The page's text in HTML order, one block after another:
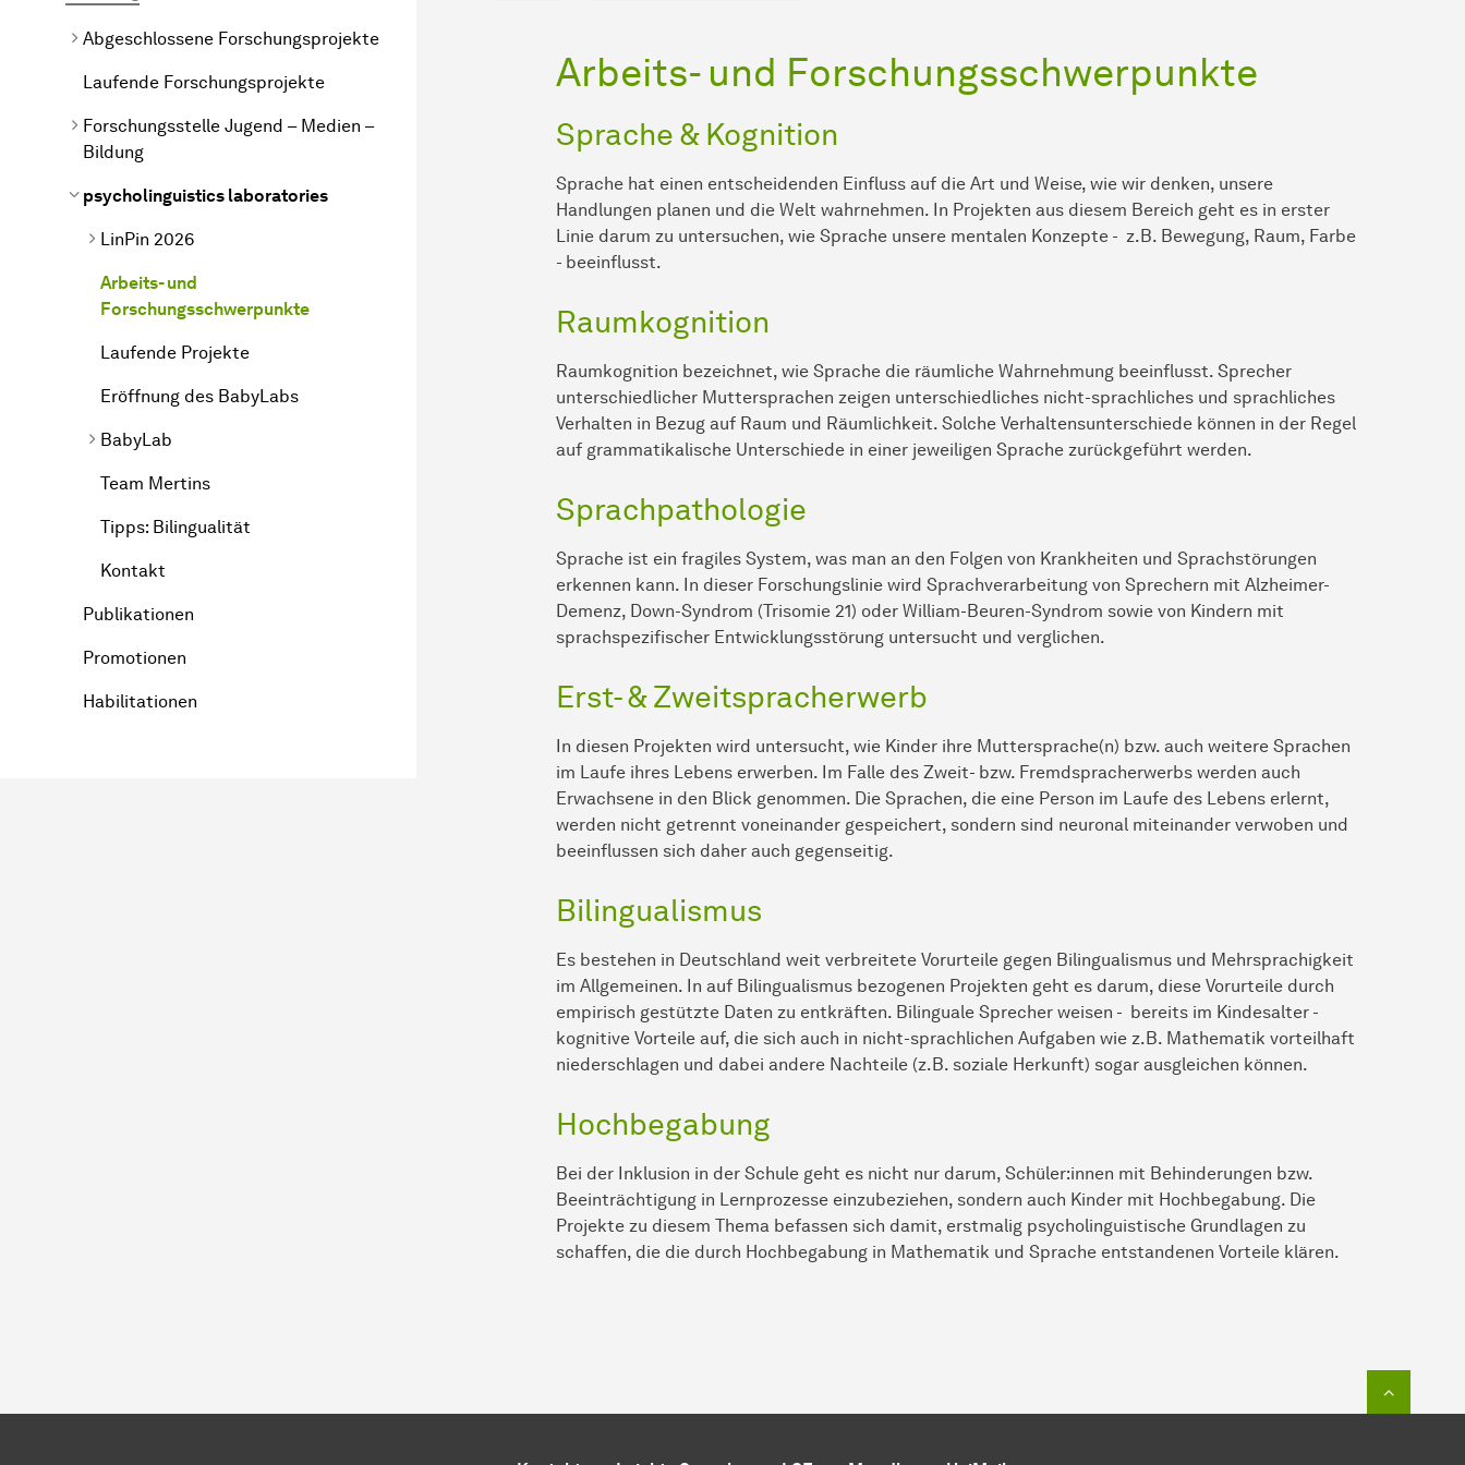
Abgeschlossene Forschungsprojekte
Laufende Forschungsprojekte
Forschungsstelle Jugend – Medien –
Bildung
psycholinguistics laboratories
LinPin 2026
Arbeits- und
Forschungsschwerpunkte
Laufende Projekte
Eröffnung des BabyLabs
BabyLab
Team Mertins
Tipps: Bilingualität
Kontakt
Publikationen
Promotionen
Habilitationen
Arbeits- und Forschungsschwerpunkte
Sprache & Kognition
Sprache hat einen entscheidenden Einfluss auf die Art und Weise, wie wir denken, unsere
Handlungen planen und die Welt wahrnehmen. In Projekten aus diesem Bereich geht es in erster
Linie darum zu untersuchen, wie Sprache unsere mentalen Konzepte - z.B. Bewegung, Raum, Farbe
- beeinflusst.
Raumkognition
Raumkognition bezeichnet, wie Sprache die räumliche Wahrnehmung beeinflusst. Sprecher
unterschiedlicher Muttersprachen zeigen unterschiedliches nicht-sprachliches und sprachliches
Verhalten in Bezug auf Raum und Räumlichkeit. Solche Verhaltensunterschiede können in der Regel
auf grammatikalische Unterschiede in einer jeweiligen Sprache zurückgeführt werden.
Sprachpathologie
Sprache ist ein fragiles System, was man an den Folgen von Krankheiten und Sprachstörungen
erkennen kann. In dieser Forschungslinie wird Sprachverarbeitung von Sprechern mit Alzheimer-
Demenz, Down-Syndrom (Trisomie 21) oder William-Beuren-Syndrom sowie von Kindern mit
sprachspezifischer Entwicklungsstörung untersucht und verglichen.
Erst- & Zweitspracherwerb
In diesen Projekten wird untersucht, wie Kinder ihre Muttersprache(n) bzw. auch weitere Sprachen
im Laufe ihres Lebens erwerben. Im Falle des Zweit- bzw. Fremdspracherwerbs werden auch
Erwachsene in den Blick genommen. Die Sprachen, die eine Person im Laufe des Lebens erlernt,
werden nicht getrennt voneinander gespeichert, sondern sind neuronal miteinander verwoben und
beeinflussen sich daher auch gegenseitig.
Bilingualismus
Es bestehen in Deutschland weit verbreitete Vorurteile gegen Bilingualismus und Mehrsprachigkeit
im Allgemeinen. In auf Bilingualismus bezogenen Projekten geht es darum, diese Vorurteile durch
empirisch gestützte Daten zu entkräften. Bilinguale Sprecher weisen - bereits im Kindesalter -
kognitive Vorteile auf, die sich auch in nicht-sprachlichen Aufgaben wie z.B. Mathematik vorteilhaft
niederschlagen und dabei andere Nachteile (z.B. soziale Herkunft) sogar ausgleichen können.
Hochbegabung
Bei der Inklusion in der Schule geht es nicht nur darum, Schüler:innen mit Behinderungen bzw.
Beeinträchtigung in Lernprozesse einzubeziehen, sondern auch Kinder mit Hochbegabung. Die
Projekte zu diesem Thema befassen sich damit, erstmalig psycholinguistische Grundlagen zu
schaffen, die die durch Hochbegabung in Mathematik und Sprache entstandenen Vorteile klären.